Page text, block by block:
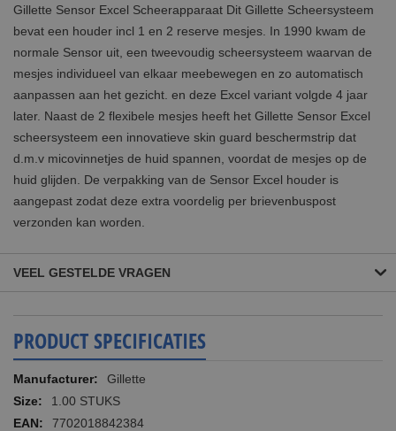
Gillette Sensor Excel Scheerapparaat Dit Gillette Scheersysteem
bevat een houder incl 1 en 2 reserve mesjes. In 1990 kwam de
normale Sensor uit, een tweevoudig scheersysteem waarvan de
mesjes individueel van elkaar meebewegen en zo automatisch
aanpassen aan het gezicht. en deze Excel variant volgde 4 jaar
later. Naast de 2 flexibele mesjes heeft het Gillette Sensor Excel
scheersysteem een innovatieve skin guard beschermstrip dat
d.m.v micovinnetjes de huid spannen, voordat de mesjes op de
huid glijden. De verpakking van de Sensor Excel houder is
aangepast zodat deze extra voordelig per brievenbuspost
verzonden kan worden.
VEEL GESTELDE VRAGEN
PRODUCT SPECIFICATIES
Meer
informatie
Gillette
1.00 STUKS
7702018842384